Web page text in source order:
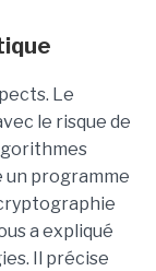
Le
le risque de
un programme
a expliqué
Il précise